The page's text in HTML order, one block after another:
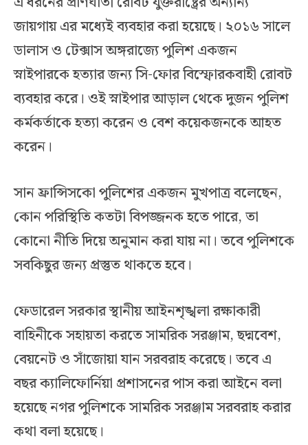
জায়গায় এর মধ্যেই ব্যবহার করা হয়েছে। ২০১৬ সালে
ডালাস ও টেক্সাস অঙ্গরাজ্যে পুলিশ একজন
স্নাইপারকে হত্যার জন্য সি-ফোর বিস্ফোরকবাহী রোবট
ব্যবহার করে। ওই স্নাইপার আড়াল থেকে দুজন পুলিশ
কর্মকর্তাকে হত্যা করেন ও বেশ কয়েকজনকে আহত
করেন।
সান ফ্রান্সিসকো পুলিশের একজন মুখপাত্র বলেছেন,
কোন পরিস্থিতি কতটা বিপজ্জনক হতে পারে, তা
কোনো নীতি দিয়ে অনুমান করা যায় না। তবে পুলিশকে
সবকিছুর জন্য প্রস্তুত থাকতে হবে।
ফেডারেল সরকার স্থানীয় আইনশৃঙ্খলা রক্ষাকারী
বাহিনীকে সহায়তা করতে সামরিক সরঞ্জাম, ছদ্মবেশ,
বেয়নেট ও সাঁজোয়া যান সরবরাহ করেছে। তবে এ
বছর ক্যালিফোর্নিয়া প্রশাসনের পাস করা আইনে বলা
হয়েছে নগর পুলিশকে সামরিক সরঞ্জাম সরবরাহ করার
কথা বলা হয়েছে।